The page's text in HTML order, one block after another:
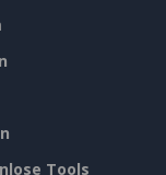
Tools